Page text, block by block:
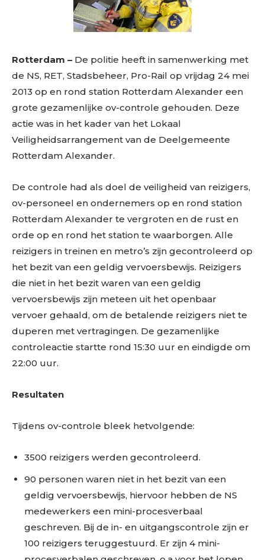
Rotterdam – De politie heeft in samenwerking met
de NS, RET, Stadsbeheer, Pro-Rail op vrijdag 24 mei
2013 op en rond station Rotterdam Alexander een
grote gezamenlijke ov-controle gehouden. Deze
actie was in het kader van het Lokaal
Veiligheidsarrangement van de Deelgemeente
Rotterdam Alexander.
De controle had als doel de veiligheid van reizigers,
ov-personeel en ondernemers op en rond station
Rotterdam Alexander te vergroten en de rust en
orde op en rond het station te waarborgen. Alle
reizigers in treinen en metro’s zijn gecontroleerd op
het bezit van een geldig vervoersbewijs. Reizigers
die niet in het bezit waren van een geldig
vervoersbewijs zijn meteen uit het openbaar
vervoer gehaald, om de betalende reizigers niet te
duperen met vertragingen. De gezamenlijke
controleactie startte rond 15:30 uur en eindigde om
22:00 uur.
Resultaten
Tijdens ov-controle bleek hetvolgende:
3500 reizigers werden gecontroleerd.
90 personen waren niet in het bezit van een
geldig vervoersbewijs, hiervoor hebben de NS
medewerkers een mini-procesverbaal
geschreven. Bij de in- en uitgangscontrole zijn er
100 reizigers teruggestuurd. Er zijn 4 mini-